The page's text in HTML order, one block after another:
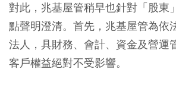
對此，兆基屋管稍早也針對「股東
點聲明澄清。首先，兆基屋管為依
法人，具財務、會計、資金及營運
客戶權益絕對不受影響。